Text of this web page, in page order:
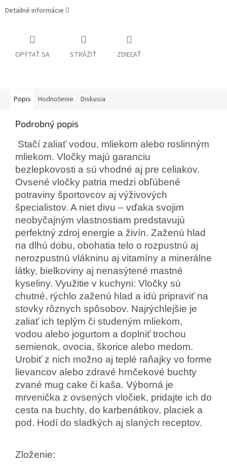
Detailné informácie
OPÝTAŤ SA STRÁŽIŤ ZDIEĽAŤ
Popis Hodnotenie Diskusia
Podrobný popis
Stačí zaliať vodou, mliekom alebo roslinným
mliekom. Vločky majú garanciu
bezlepkovosti a sú vhodné aj pre celiakov.
Ovsené vločky patria medzi obľúbené
potraviny športovcov aj výživových
špecialistov. A niet divu – vďaka svojim
neobyčajným vlastnostiam predstavujú
perfektný zdroj energie a živín. Zaženú hlad
na dlhú dobu, obohatia telo o rozpustnú aj
nerozpustnú vlákninu aj vitamíny a minerálne
látky, bielkoviny aj nenasýtené mastné
kyseliny. Využitie v kuchyni: Vločky sú
chutné, rýchlo zaženú hlad a idú pripraviť na
stovky rôznych spôsobov. Najrýchlejšie je
zaliať ich teplým či studeným mliekom,
vodou alebo jogurtom a doplniť trochou
semienok, ovocia, škorice alebo medom.
Urobiť z nich možno aj teplé raňajky vo forme
lievancov alebo zdravé hrnčekové buchty
zvané mug cake či kaša. Výborná je
mrvenička z ovsených vločiek, pridajte ich do
cesta na buchty, do karbenátikov, placiek a
pod. Hodí do sladkých aj slaných receptov.
Zloženie: